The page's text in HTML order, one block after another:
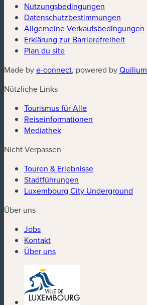
Nutzungsbedingungen
Datenschutzbestimmungen
Allgemeine Verkaufsbedingungen
Erklärung zur Barrierefreiheit
Plan du site
Made bye-connect(neues Fenster)
, powered byQuilium
Nützliche Links
Tourismus für Alle
Reiseinformationen
Mediathek
Nicht Verpassen
Touren & Erlebnisse
Stadtführungen
Luxembourg City Underground
Über uns
Jobs
Kontakt
Über uns